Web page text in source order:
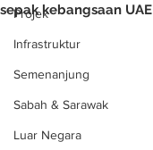
Projek
Infrastruktur
Semenanjung
Sabah & Sarawak
Luar Negara
sepak kebangsaan UAE